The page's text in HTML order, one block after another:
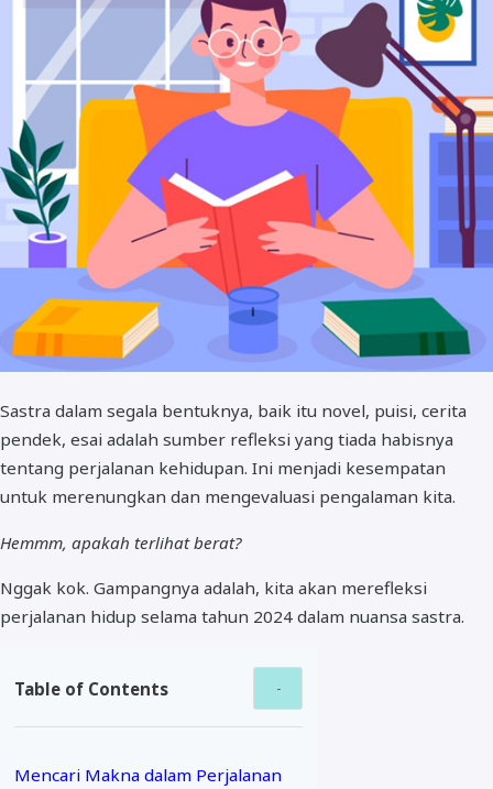
Sastra dalam segala bentuknya, baik itu novel, puisi, cerita
pendek, esai adalah sumber refleksi yang tiada habisnya
tentang perjalanan kehidupan. Ini menjadi kesempatan
untuk merenungkan dan mengevaluasi pengalaman kita.
Hemmm, apakah terlihat berat?
Nggak kok. Gampangnya adalah, kita akan merefleksi
perjalanan hidup selama tahun 2024 dalam nuansa sastra.
Table of Contents
Mencari Makna dalam Perjalanan